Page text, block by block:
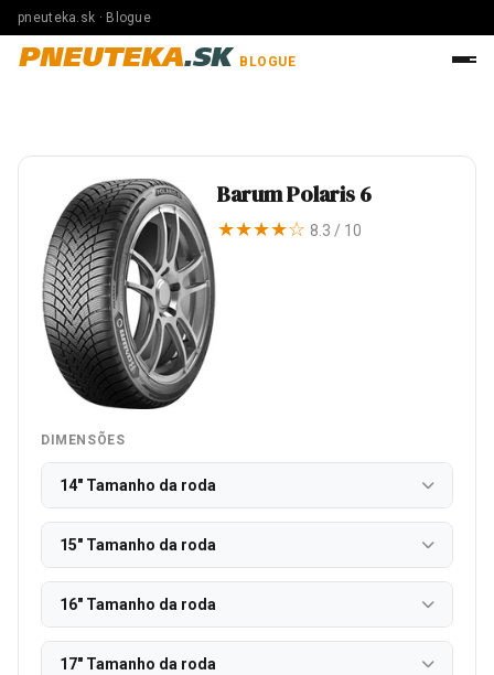
pneuteka.sk · Blogue
PNEUTEKA.SK BLOGUE
Barum Polaris 6
★★★★☆ 8.3 / 10
DIMENSÕES
14" Tamanho da roda
15" Tamanho da roda
16" Tamanho da roda
17" Tamanho da roda